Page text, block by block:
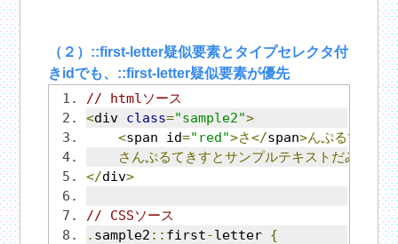
（２）::first-letter疑似要素とタイプセレクタ付
きidでも、::first-letter疑似要素が優先
// htmlソース
<div class="sample2">
<span id="red">さ</span>んぷるてきす
さんぷるてきすとサンプルテキストだみーて
</div>
// CSSソース
. sample2 :: first-letter {